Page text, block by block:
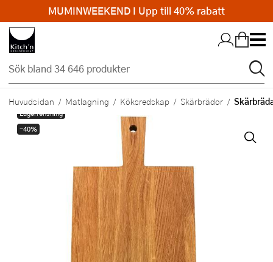
Hopp till huvudinnehållet
Huvudsidan Matlagning Köksredskap Skärbrädor
-40%
Lagerrensning
MUMINWEEKEND I Upp till 40% rabatt